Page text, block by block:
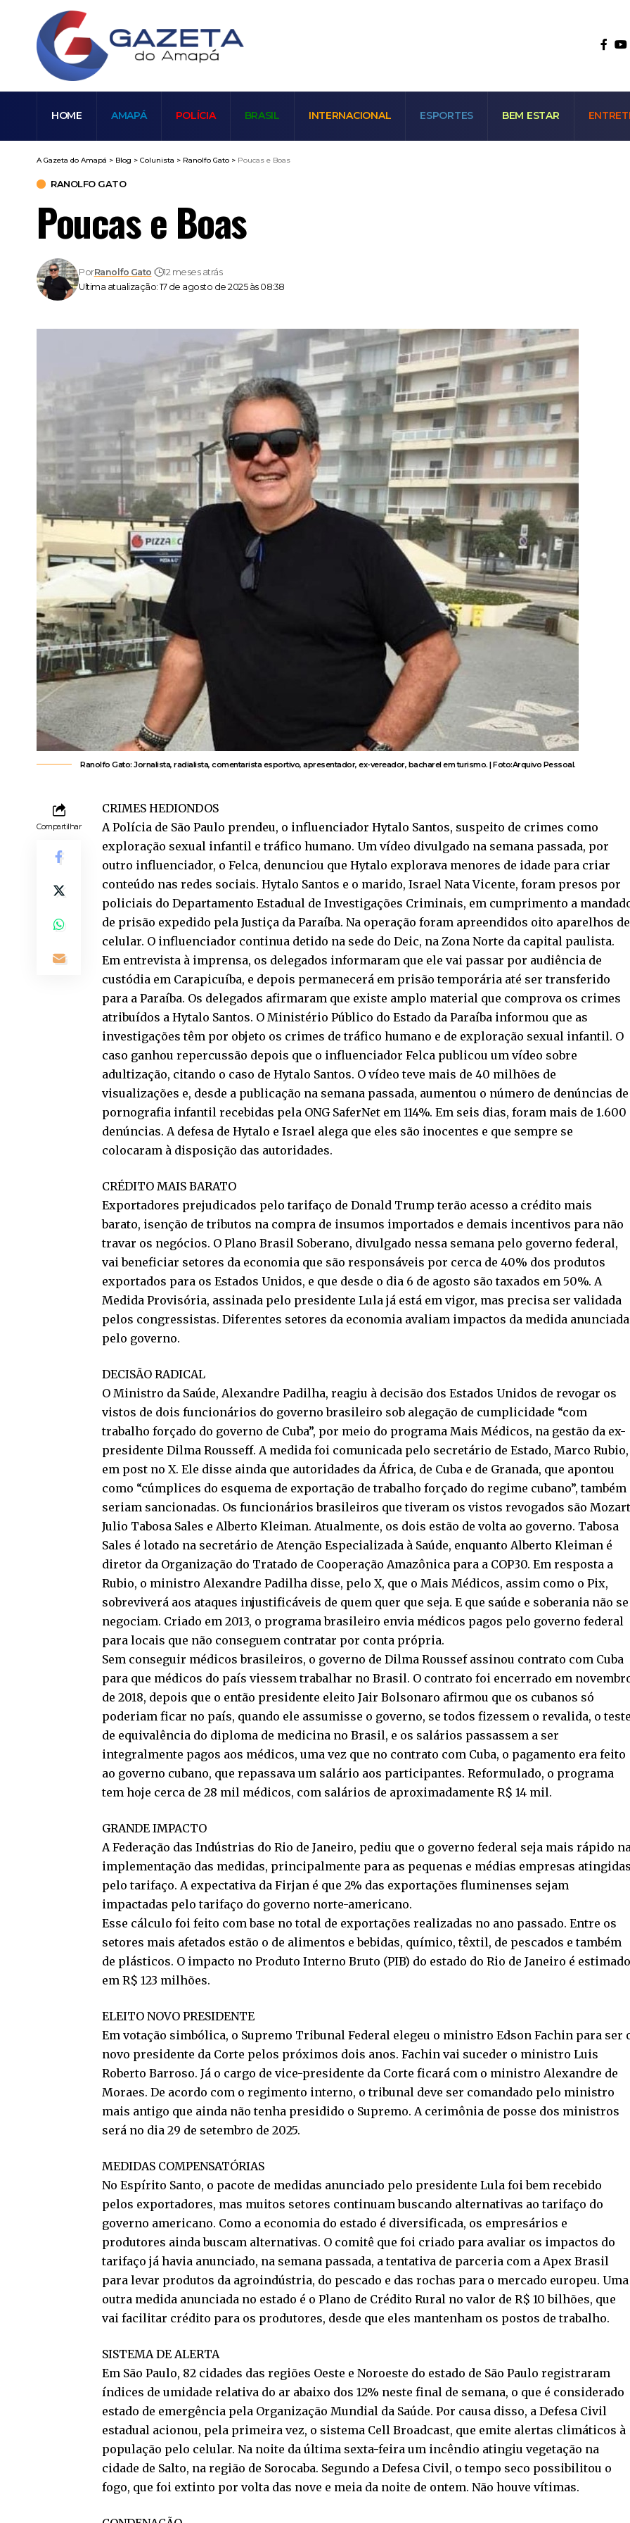
HOME AMAPÁ POLÍCIA BRASIL INTERNACIONAL ESPORTES BEM ESTAR
A Gazeta do Amapá > Blog > Colunista > Ranolfo Gato > Poucas e Boas
RANOLFO GATO
Poucas e Boas
Ultima atualização: 17 de agosto de 2025 às 08:38
PorRanolfo Gato 12 meses atrás
Ranolfo Gato: Jornalista, radialista, comentarista esportivo, apresentador, ex-vereador, bacharel em turismo. | Foto:Arquivo Pessoal.
Compartilhar
CRIMES HEDIONDOS
A Polícia de São Paulo prendeu, o influenciador Hytalo Santos, suspeito de crimes como
exploração sexual infantil e tráfico humano. Um vídeo divulgado na semana passada, por
outro influenciador, o Felca, denunciou que Hytalo explorava menores de idade para criar
conteúdo nas redes sociais. Hytalo Santos e o marido, Israel Nata Vicente, foram presos por
policiais do Departamento Estadual de Investigações Criminais, em cumprimento a
de prisão expedido pela Justiça da Paraíba. Na operação foram apreendidos oito aparelhos de
celular. O influenciador continua detido na sede do Deic, na Zona Norte da capital paulista.
Em entrevista à imprensa, os delegados informaram que ele vai passar por audiência de
custódia em Carapicuíba, e depois permanecerá em prisão temporária até ser transferido
para a Paraíba. Os delegados afirmaram que existe amplo material que comprova os crimes
atribuídos a Hytalo Santos. O Ministério Público do Estado da Paraíba informou que as
investigações têm por objeto os crimes de tráfico humano e de exploração sexual infantil. O
caso ganhou repercussão depois que o influenciador Felca publicou um vídeo sobre
adultização, citando o caso de Hytalo Santos. O vídeo teve mais de 40 milhões de
visualizações e, desde a publicação na semana passada, aumentou o número de denúncias de
pornografia infantil recebidas pela ONG SaferNet em 114%. Em seis dias, foram mais de 1.600
denúncias. A defesa de Hytalo e Israel alega que eles são inocentes e que sempre se
colocaram à disposição das autoridades.
CRÉDITO MAIS BARATO
Exportadores prejudicados pelo tarifaço de Donald Trump terão acesso a crédito mais
barato, isenção de tributos na compra de insumos importados e demais incentivos para não
travar os negócios. O Plano Brasil Soberano, divulgado nessa semana pelo governo federal,
vai beneficiar setores da economia que são responsáveis por cerca de 40% dos produtos
exportados para os Estados Unidos, e que desde o dia 6 de agosto são taxados em 50%. A
Medida Provisória, assinada pelo presidente Lula já está em vigor, mas precisa ser validada
pelos congressistas. Diferentes setores da economia avaliam impactos da medida anunciada
pelo governo.
DECISÃO RADICAL
O Ministro da Saúde, Alexandre Padilha, reagiu à decisão dos Estados Unidos de revogar os
vistos de dois funcionários do governo brasileiro sob alegação de cumplicidade “com
trabalho forçado do governo de Cuba”, por meio do programa Mais Médicos, na gestão da ex-
presidente Dilma Rousseff. A medida foi comunicada pelo secretário de Estado, Marco Rubio,
em post no X. Ele disse ainda que autoridades da África, de Cuba e de Granada, que apontou
como “cúmplices do esquema de exportação de trabalho forçado do regime cubano”, também
seriam sancionadas. Os funcionários brasileiros que tiveram os vistos revogados são Mozart
Julio Tabosa Sales e Alberto Kleiman. Atualmente, os dois estão de volta ao governo. Tabosa
Sales é lotado na secretário de Atenção Especializada à Saúde, enquanto Alberto Kleiman é
diretor da Organização do Tratado de Cooperação Amazônica para a COP30. Em resposta a
Rubio, o ministro Alexandre Padilha disse, pelo X, que o Mais Médicos, assim como o Pix,
sobreviverá aos ataques injustificáveis de quem quer que seja. E que saúde e soberania não se
negociam. Criado em 2013, o programa brasileiro envia médicos pagos pelo governo federal
para locais que não conseguem contratar por conta própria.
Sem conseguir médicos brasileiros, o governo de Dilma Roussef assinou contrato com Cuba
para que médicos do país viessem trabalhar no Brasil. O contrato foi encerrado em
de 2018, depois que o então presidente eleito Jair Bolsonaro afirmou que os cubanos só
poderiam ficar no país, quando ele assumisse o governo, se todos fizessem o revalida, o teste
de equivalência do diploma de medicina no Brasil, e os salários passassem a ser
integralmente pagos aos médicos, uma vez que no contrato com Cuba, o pagamento era feito
ao governo cubano, que repassava um salário aos participantes. Reformulado, o programa
tem hoje cerca de 28 mil médicos, com salários de aproximadamente R$ 14 mil.
GRANDE IMPACTO
A Federação das Indústrias do Rio de Janeiro, pediu que o governo federal seja mais rápido na
implementação das medidas, principalmente para as pequenas e médias empresas atingidas
pelo tarifaço. A expectativa da Firjan é que 2% das exportações fluminenses sejam
impactadas pelo tarifaço do governo norte-americano.
Esse cálculo foi feito com base no total de exportações realizadas no ano passado. Entre os
setores mais afetados estão o de alimentos e bebidas, químico, têxtil, de pescados e também
de plásticos. O impacto no Produto Interno Bruto (PIB) do estado do Rio de Janeiro é estimado
em R$ 123 milhões.
ELEITO NOVO PRESIDENTE
Em votação simbólica, o Supremo Tribunal Federal elegeu o ministro Edson Fachin para ser
novo presidente da Corte pelos próximos dois anos. Fachin vai suceder o ministro Luis
Roberto Barroso. Já o cargo de vice-presidente da Corte ficará com o ministro Alexandre de
Moraes. De acordo com o regimento interno, o tribunal deve ser comandado pelo ministro
mais antigo que ainda não tenha presidido o Supremo. A cerimônia de posse dos ministros
será no dia 29 de setembro de 2025.
MEDIDAS COMPENSATÓRIAS
No Espírito Santo, o pacote de medidas anunciado pelo presidente Lula foi bem recebido
pelos exportadores, mas muitos setores continuam buscando alternativas ao tarifaço do
governo americano. Como a economia do estado é diversificada, os empresários e
produtores ainda buscam alternativas. O comitê que foi criado para avaliar os impactos do
tarifaço já havia anunciado, na semana passada, a tentativa de parceria com a Apex Brasil
para levar produtos da agroindústria, do pescado e das rochas para o mercado europeu. Uma
outra medida anunciada no estado é o Plano de Crédito Rural no valor de R$ 10 bilhões, que
vai facilitar crédito para os produtores, desde que eles mantenham os postos de trabalho.
SISTEMA DE ALERTA
Em São Paulo, 82 cidades das regiões Oeste e Noroeste do estado de São Paulo registraram
índices de umidade relativa do ar abaixo dos 12% neste final de semana, o que é considerado
estado de emergência pela Organização Mundial da Saúde. Por causa disso, a Defesa Civil
estadual acionou, pela primeira vez, o sistema Cell Broadcast, que emite alertas climáticos à
população pelo celular. Na noite da última sexta-feira um incêndio atingiu vegetação na
cidade de Salto, na região de Sorocaba. Segundo a Defesa Civil, o tempo seco possibilitou o
fogo, que foi extinto por volta das nove e meia da noite de ontem. Não houve vítimas.